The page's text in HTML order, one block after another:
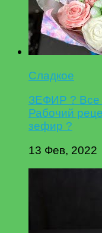
Сладкое
ЗЕФИР ? Все
Рабочий
зефир ?
13 Фев, 2022